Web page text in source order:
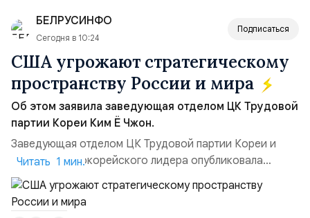
БЕЛРУСИНФО
Сегодня в 10:24
Подписаться
США угрожают стратегическому
пространству России и мира
Об этом заявила заведующая отделом ЦК Трудовой
партии Кореи Ким Ё Чжон.
Заведующая отделом ЦК Трудовой партии Кореи и
сестра северокорейского лидера опубликовала
заявление для прессы в ответ на проведение Токио
совместных с флотом США запусков крылатых ракет
Томагавк.«Япония отбросила обманчивую видимость
Читать 1 мин.